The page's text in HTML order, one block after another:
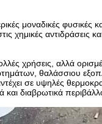
μοναδικές φυσικές
χημικές αντιδράσεις
χρήσεις, αλλά
θαλάσσιου
σε υψηλές
διαβρωτικά